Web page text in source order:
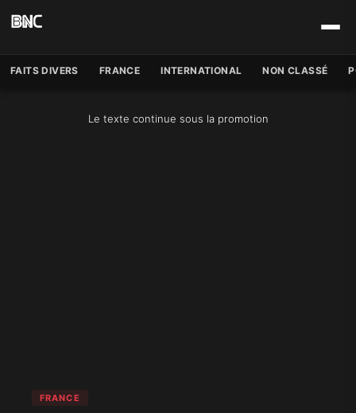
FAITS DIVERS FRANCE INTERNATIONAL NON CLASSÉ
Le texte continue sous la promotion
FRANCE